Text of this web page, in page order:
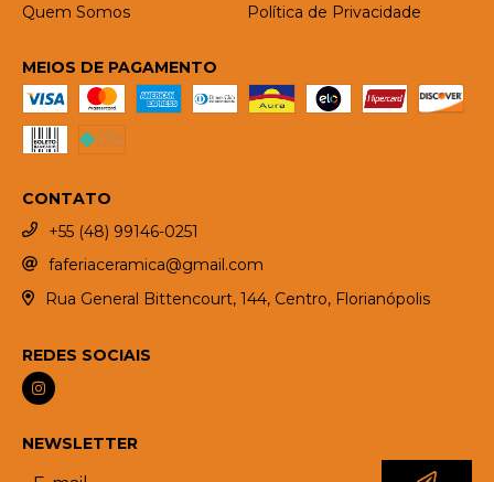
Quem Somos
Política de Privacidade
MEIOS DE PAGAMENTO
CONTATO
+55 (48) 99146-0251
faferiaceramica@gmail.com
Rua General Bittencourt, 144, Centro, Florianópolis
REDES SOCIAIS
NEWSLETTER